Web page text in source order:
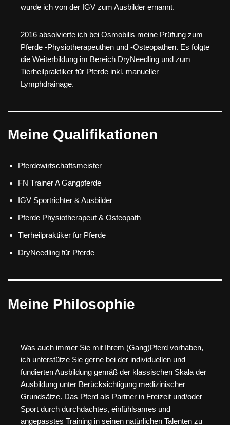
wurde ich von der IGV zum Ausbilder ernannt.
2016 absolvierte ich bei Osmobilis meine Prüfung zum
Pferde -Physiotherapeuthen und -Osteopathen. Es folgte
die Weiterbildung im Bereich DryNeedling und zum
Tierheilpraktiker für Pferde inkl. manueller
Lymphdrainage.
Meine Qualifikationen
Pferdewirtschaftsmeister
FN Trainer A Gangpferde
IGV Sportrichter & Ausbilder
Pferde Physiotherapeut & Osteopath
Tierheilpraktiker für Pferde
DryNeedling für Pferde
Meine Philosophie
Was auch immer Sie mit Ihrem (Gang)Pferd vorhaben,
ich unterstütze Sie gerne bei der individuellen und
fundierten Ausbildung gemäß der klassischen Skala der
Ausbildung unter Berücksichtigung medizinischer
Grundsätze. Das Pferd als Partner in Freizeit und/oder
Sport durch durchdachtes, einfühlsames und
angepasstes Training in seinen natürlichen Talenten zu